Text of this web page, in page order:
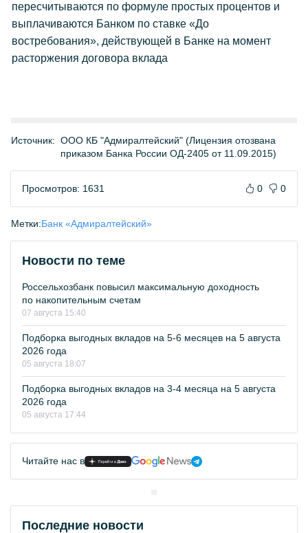
пересчитываются по формуле простых процентов и
выплачиваются Банком по ставке «До
востребования», действующей в Банке на момент
расторжения договора вклада
Источник: ООО КБ "Адмиралтейский" (Лицензия отозвана
приказом Банка России ОД-2405 от 11.09.2015)
Просмотров: 1631 0 0
Метки:Банк «Адмиралтейский»
Новости по теме
Россельхозбанк повысил максимальную доходность
по накопительным счетам
07 августа 15:40
Подборка выгодных вкладов на 5-6 месяцев на 5 августа
2026 года
05 августа 18:07
Подборка выгодных вкладов на 3-4 месяца на 5 августа
2026 года
05 августа 17:44
Читайте нас в
Последние новости